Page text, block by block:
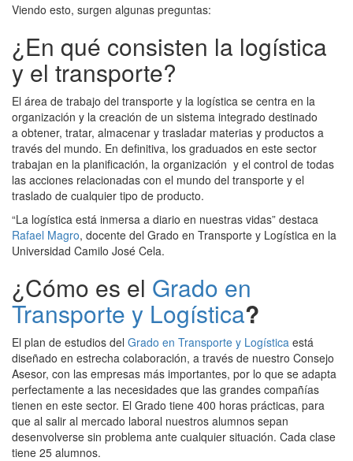
Viendo esto, surgen algunas preguntas:
¿En qué consisten la logística
y el transporte?
El área de trabajo del transporte y la logística se centra en la
organización y la creación de un sistema integrado destinado
a obtener, tratar, almacenar y trasladar materias y productos a
través del mundo. En definitiva, los graduados en este sector
trabajan en la planificación, la organización y el control de todas
las acciones relacionadas con el mundo del transporte y el
traslado de cualquier tipo de producto.
“La logística está inmersa a diario en nuestras vidas” destaca
Rafael Magro, docente del Grado en Transporte y Logística en la
Universidad Camilo José Cela.
¿Cómo es el Grado en
Transporte y Logística?
El plan de estudios del Grado en Transporte y Logística está
diseñado en estrecha colaboración, a través de nuestro Consejo
Asesor, con las empresas más importantes, por lo que se adapta
perfectamente a las necesidades que las grandes compañías
tienen en este sector. El Grado tiene 400 horas prácticas, para
que al salir al mercado laboral nuestros alumnos sepan
desenvolverse sin problema ante cualquier situación. Cada clase
tiene 25 alumnos.